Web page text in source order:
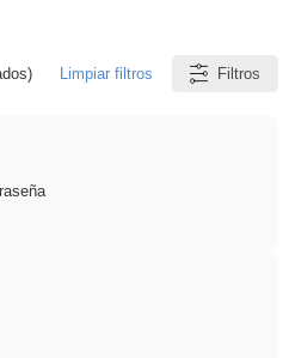
Limpiar filtros Filtros